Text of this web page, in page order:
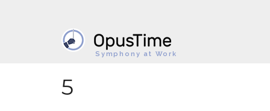
Symphony at Work
5